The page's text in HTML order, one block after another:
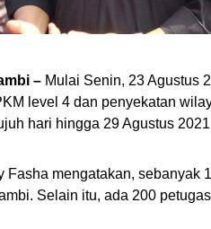
– Mulai Senin, 23 Agustus
level 4 dan penyekatan
hari hingga 29 Agustus
Fasha mengatakan, sebanyak
Selain itu, ada 200